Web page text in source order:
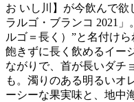
お いし川】が今飲んで欲
ラルゴ・ブランコ 2021
ルゴ＝長く）”と名付け
飽きずに長く飲めるイー
ながりで、首が長いダチ
も。濁りのある明るいオ
ーシーな果実味と、地中